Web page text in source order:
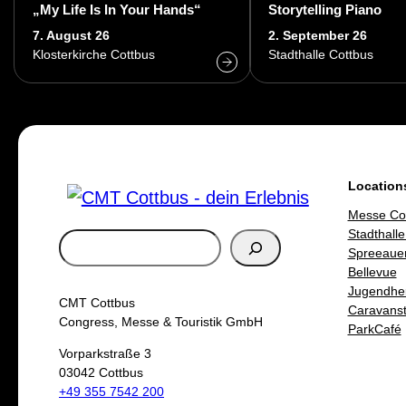
„My Life Is In Your Hands“
7. August 26
Klosterkirche Cottbus
Storytelling Piano
2. September 26
Stadthalle Cottbus
S
u
c
h
e
n
CMT Cottbus
Congress, Messe & Touristik GmbH
Vorparkstraße 3
03042 Cottbus
+49 355 7542 200
Messe
Bellevue
ParkCafé